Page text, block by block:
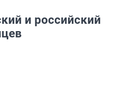
и российский